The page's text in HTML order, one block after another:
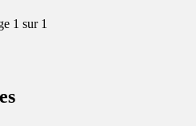
1 sur 1